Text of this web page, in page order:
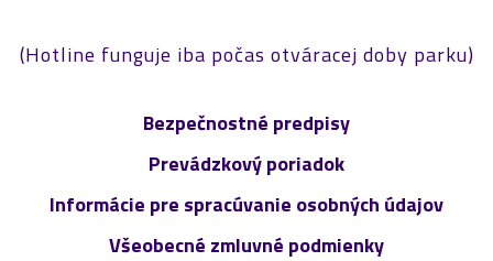
(Hotline funguje iba počas otváracej doby parku)
Bezpečnostné predpisy
Prevádzkový poriadok
Informácie pre spracúvanie osobných údajov
Všeobecné zmluvné podmienky